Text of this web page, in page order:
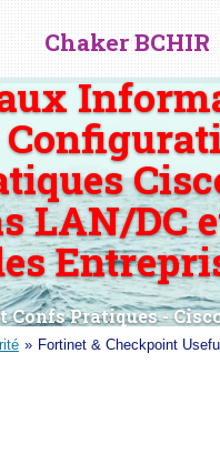
Chaker BCHIR
LAN/DC
Confs Pratiques -
» Fortinet & Checkpoint